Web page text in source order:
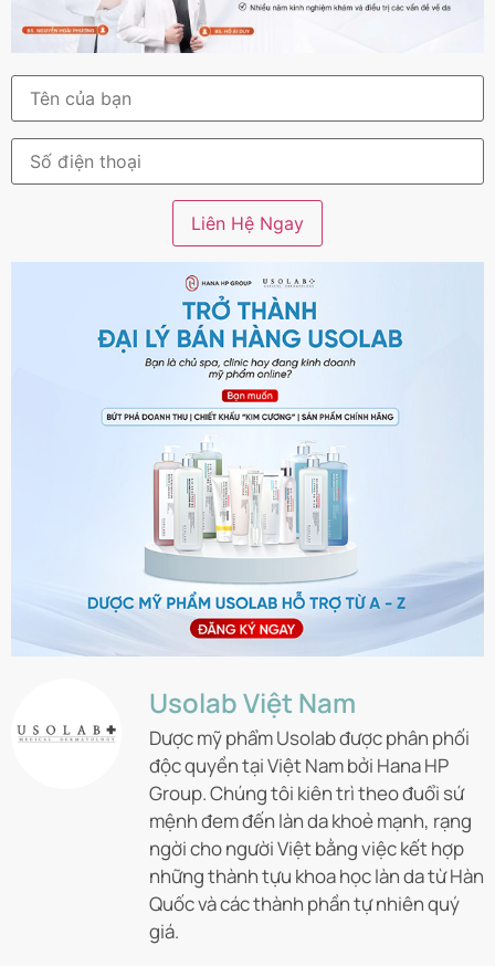
Usolab Việt Nam
Dược mỹ phẩm Usolab được phân phối
độc quyền tại Việt Nam bởi Hana HP
Group. Chúng tôi kiên trì theo đuổi sứ
mệnh đem đến làn da khoẻ mạnh, rạng
ngời cho người Việt bằng việc kết hợp
những thành tựu khoa học làn da từ Hàn
Quốc và các thành phần tự nhiên quý
giá.